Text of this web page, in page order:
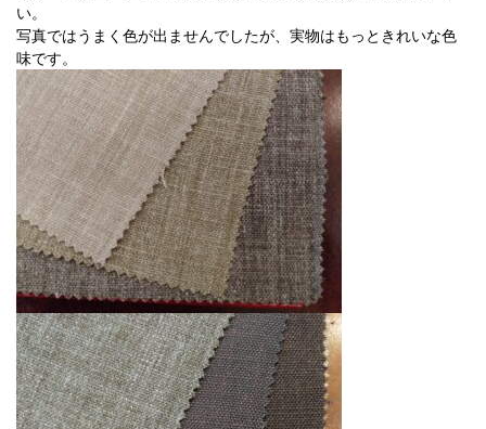
い。
写真ではうまく色が出ませんでしたが、実物はもっときれいな色
味です。